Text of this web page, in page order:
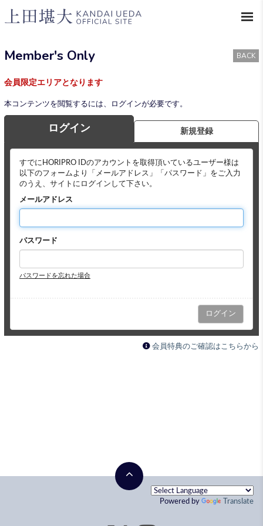
Member's Only BACK
会員限定エリアとなります
本コンテンツを閲覧するには、ログインが必要です。
ログイン 新規登録
すでにHORIPRO IDのアカウントを取得頂いているユーザー様は
以下のフォームより「メールアドレス」「パスワード」をご入力
のうえ、サイトにログインして下さい。
メールアドレス
パスワード
パスワードを忘れた場合
会員特典のご確認はこちらから
Powered by Translate